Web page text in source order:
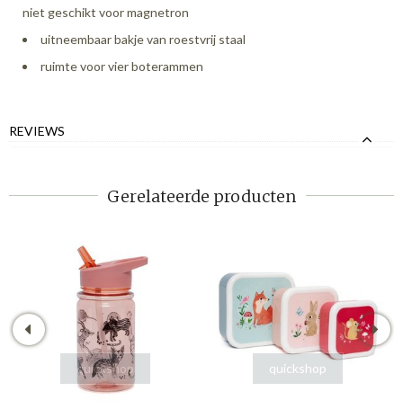
niet geschikt voor magnetron
uitneembaar bakje van roestvrij staal
ruimte voor vier boterammen
REVIEWS
Gerelateerde producten
quickshop quickshop